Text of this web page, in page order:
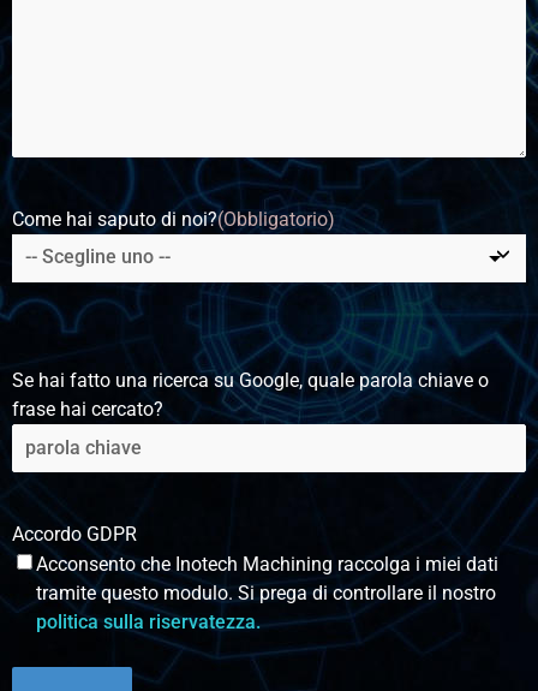
Come hai saputo di noi?(Obbligatorio)
Se hai fatto una ricerca su Google, quale parola chiave o
frase hai cercato?
Accordo GDPR
Acconsento che Inotech Machining raccolga i miei dati
tramite questo modulo. Si prega di controllare il nostro
politica sulla riservatezza.